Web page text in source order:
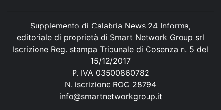
Supplemento di Calabria News 24 Informa,
editoriale di proprietà di Smart Network Group srl
Iscrizione Reg. stampa Tribunale di Cosenza n. 5 del
15/12/2017
P. IVA 03500860782
N. iscrizione ROC 28794
info@smartnetworkgroup.it